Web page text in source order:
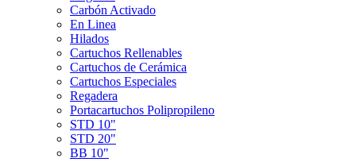
Carbón Activado
En Linea
Hilados
Cartuchos Rellenables
Cartuchos de Cerámica
Cartuchos Especiales
Regadera
Portacartuchos Polipropileno
STD 10"
STD 20"
BB 10"